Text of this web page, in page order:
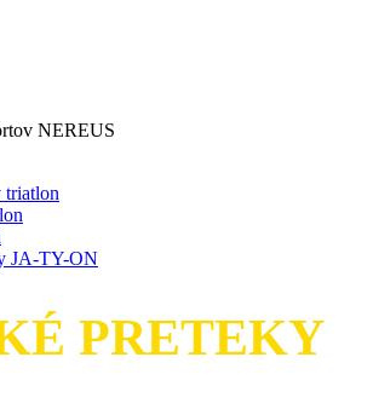
NEREUS
triatlon
JA-TY-ON
PRETEKY